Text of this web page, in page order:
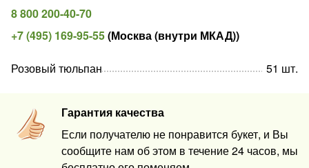
8 800 200-40-70
+7 (495) 169-95-55(Москва (внутри МКАД))
Гарантия качества
Если получателю не понравится букет, и Вы
сообщите нам об этом в течение 24 часов, мы
Розовый тюльпан 51 шт.